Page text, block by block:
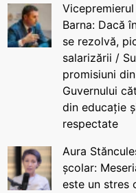
Barna: Dacă
se rezolvă,
salarizării /
promisiuni
Guvernului
din educație
respectate
Aura
școlar:
este un stres